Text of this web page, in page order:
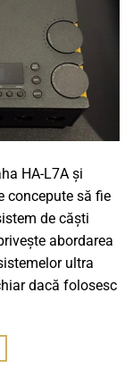
HA-L7A și
concepute să fie
de căști
abordarea
ultra
dacă folosesc